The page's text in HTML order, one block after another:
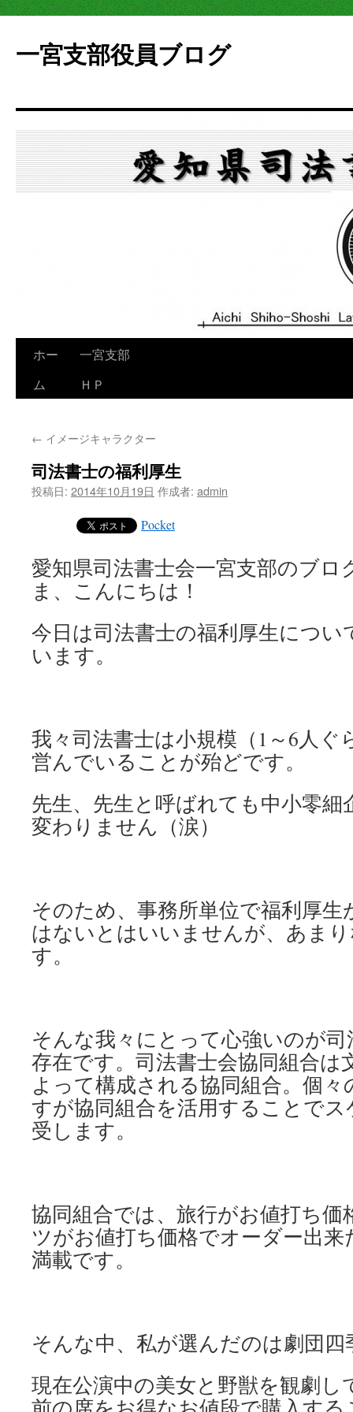
一宮支部役員ブログ
コ
ン
ツ
キ
ホー
ム
一宮支部
ＨＰ
← イメージキャラクター
司法書士の福利厚生
投稿日: 2014年10月19日 作成者: admin
Pocket
愛知県司法書士会一宮支部のブロ
ま、こんにちは！
今日は司法書士の福利厚生につ
います。
我々司法書士は小規模（1～6人ぐ
営んでいることが殆どです。
先生、先生と呼ばれても中小零
変わりません（涙）
そのため、事務所単位で福利厚
はないとはいいませんが、あま
す。
そんな我々にとって心強いのが
存在です。司法書士会協同組合は
よって構成される協同組合。個
すが協同組合を活用することで
受します。
協同組合では、旅行がお値打ち価
ツがお値打ち価格でオーダー出
満載です。
そんな中、私が選んだのは劇団
現在公演中の美女と野獣を観劇